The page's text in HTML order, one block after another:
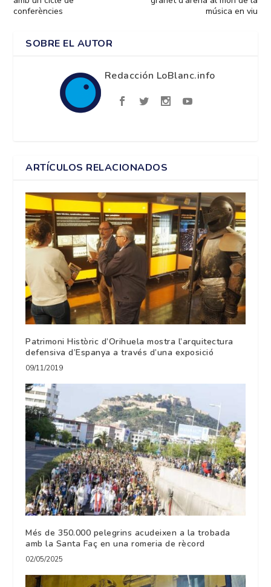
conferències
música en viu
SOBRE EL AUTOR
Redacción LoBlanc.info
ARTÍCULOS RELACIONADOS
Patrimoni Històric d’Orihuela mostra l’arquitectura
defensiva d’Espanya a través d’una exposició
09/11/2019
Més de 350.000 pelegrins acudeixen a la trobada
amb la Santa Faç en una romeria de rècord
02/05/2025